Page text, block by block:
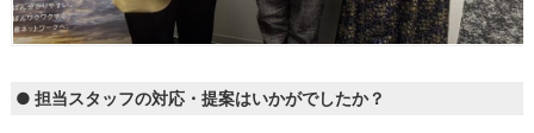
● 担当スタッフの対応・提案はいかがでしたか？